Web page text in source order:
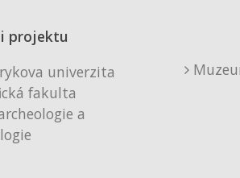
projektu
univerzita
fakulta
a